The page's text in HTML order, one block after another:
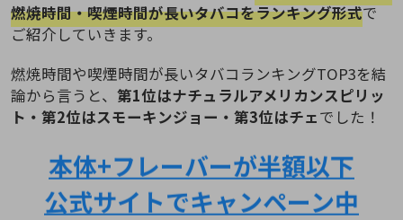
燃焼時間・喫煙時間が長いタバコをランキング形式で
ご紹介していきます。
燃焼時間や喫煙時間が長いタバコランキングTOP3を結
論から言うと、 第1位はナチュラルアメリカンスピリッ
ト・第2位はスモーキンジョー・第3位はチェでした！
本体+フレーバーが半額以下
公式サイトでキャンペーン中